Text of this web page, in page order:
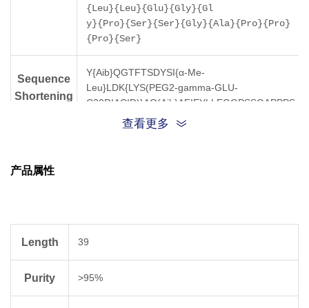
{Leu}{Leu}{Glu}{Gly}{Gl
y}{Pro}{Ser}{Ser}{Gly}{Ala}{Pro}{Pro}
{Pro}{Ser}
Sequence
Shortening
Y{Aib}QGTFTSDYSI{α-Me-
Leu}LDK{LYS(PEG2-gamma-GLU-
C20DIACID)}AQ{Aib}AFIEYLLEGGPSSGAPPPS
查看更多
产品属性
Length 39
Purity >95%